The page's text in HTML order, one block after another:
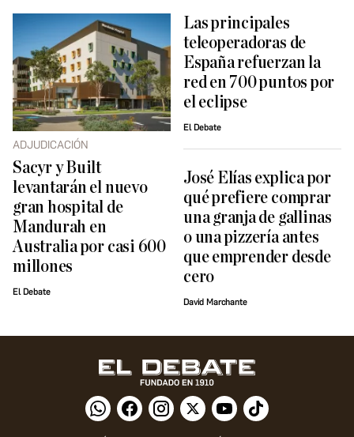
ADJUDICACIÓN
Sacyr y Built
levantarán el nuevo
gran hospital de
Mandurah en
Australia por casi 600
millones
El Debate
Las principales
teleoperadoras de
España refuerzan la
red en 700 puntos por
el eclipse
El Debate
José Elías explica por
qué prefiere comprar
una granja de gallinas
o una pizzería antes
que emprender desde
cero
David Marchante